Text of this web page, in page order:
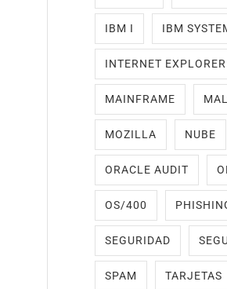
IBM I IBM
INTERNET EXPLORER
MAINFRAME
MOZILLA NUBE
ORACLE AUDIT
OS/400
SEGURIDAD
SPAM TARJETAS